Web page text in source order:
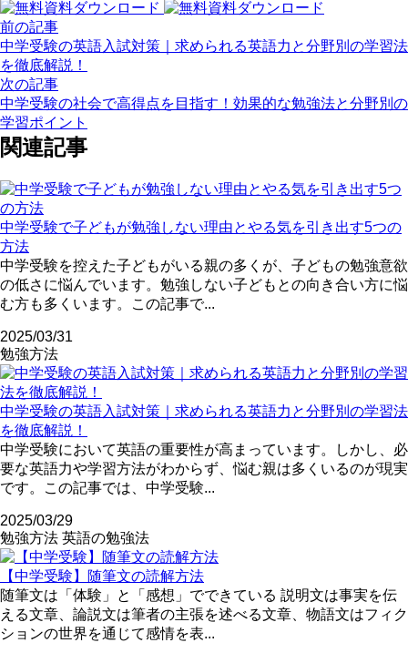
前の記事
中学受験の英語入試対策｜求められる英語力と分野別の学習法
を徹底解説！
次の記事
中学受験の社会で高得点を目指す！効果的な勉強法と分野別の
学習ポイント
関連記事
中学受験で子どもが勉強しない理由とやる気を引き出す5つの
方法
中学受験を控えた子どもがいる親の多くが、子どもの勉強意欲
の低さに悩んでいます。勉強しない子どもとの向き合い方に悩
む方も多くいます。この記事で...
2025/03/31
勉強方法
中学受験の英語入試対策｜求められる英語力と分野別の学習法
を徹底解説！
中学受験において英語の重要性が高まっています。しかし、必
要な英語力や学習方法がわからず、悩む親は多くいるのが現実
です。この記事では、中学受験...
2025/03/29
勉強方法 英語の勉強法
【中学受験】随筆文の読解方法
随筆文は「体験」と「感想」でできている 説明文は事実を伝
える文章、論説文は筆者の主張を述べる文章、物語文はフィク
ションの世界を通じて感情を表...